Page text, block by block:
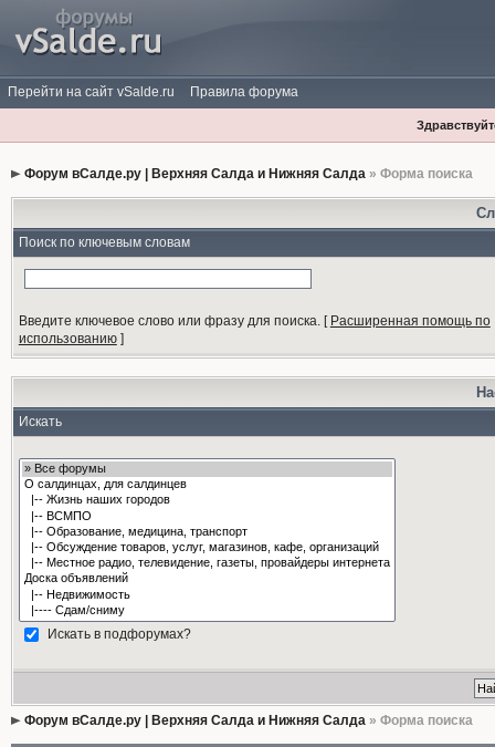
Перейти на сайт vSalde.ru Правила форума
Форум вСалде.ру | Верхняя Салда и Нижняя Салда» Форма поиска
Поиск по ключевым словам
Введите ключевое слово или фразу для поиска.[ Расширенная помощь по
использованию]
Искать
Искать в подфорумах?
Форум вСалде.ру | Верхняя Салда и Нижняя Салда» Форма поиска